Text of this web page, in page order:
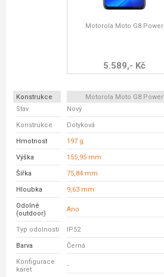
Motorola Moto G8 Power
5.589,- Kč
Konstrukce Motorola Moto G8 Power
Stav
Nový
Konstrukce Dotyková
Hmotnost 197 g
Výška 155,95 mm
Šířka 75,84 mm
Hloubka 9,63 mm
Odolné
(outdoor)
Ano
Typ odolnosti IP52
Barva Černá
Konfigurace
karet
-